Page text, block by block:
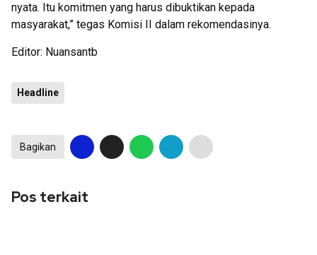
nyata. Itu komitmen yang harus dibuktikan kepada
masyarakat,” tegas Komisi II dalam rekomendasinya.
Editor: Nuansantb
Headline
Bagikan
Pos terkait